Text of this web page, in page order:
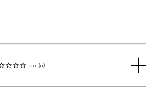
0.0 (0)